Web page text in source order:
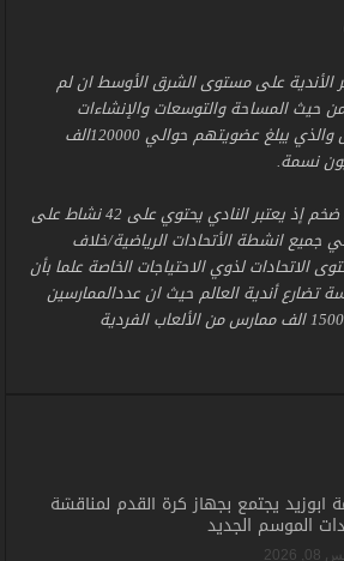
على مستوى الشرق الأوسط ان لم
حيث المساحة والتوسعات والإنشاءات
والخدمات وعدد المشاركين والذي يبلغ عضويتهم حوالي 120000الف
نسمة.
ويتميز النادي بحجم نشاط ضخم إذ يعتبر النادي يحتوي على 42 نشاط على
انشطة الأتحادات الرياضية/خلاف
الاتحادات لذوي الاحتياجات الخاصة علما بأن
تضارع أندية العالم حيث ان عددالممارسين
لرياضة المدارس حوالي 15000 الف ممارس من الألعاب الفردية
أبوزيد يجتمع بجهاز كرة القدم لمناقشة
الموسم الجديد